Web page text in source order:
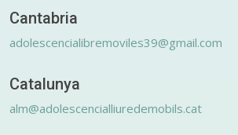
Cantabria
adolescencialibremoviles39@gmail.com
Catalunya
alm@adolescencialliuredemobils.cat